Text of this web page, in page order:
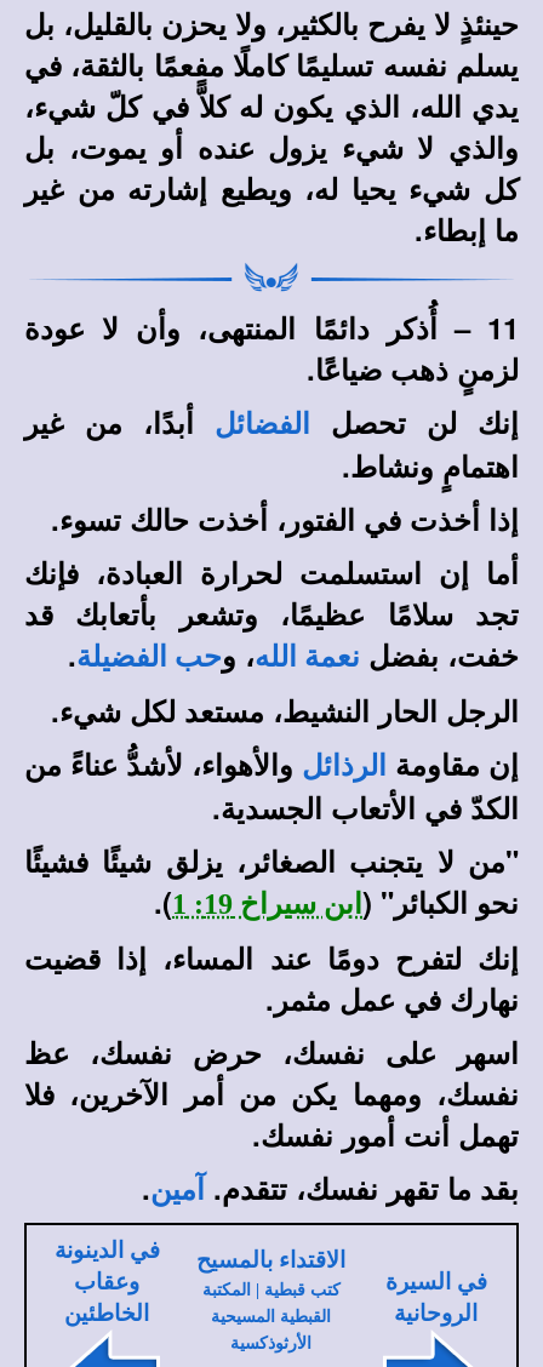
حينئذٍ لا يفرح بالكثير، ولا يحزن بالقليل، بل
يسلم نفسه تسليمًا كاملًا مفعمًا بالثقة، في
يدي الله، الذي يكون له كلاًّ في كلّ شيء،
والذي لا شيء يزول عنده أو يموت، بل
كل شيء يحيا له، ويطيع إشارته من غير
ما إبطاء.
11 – أُذكر دائمًا المنتهى، وأن لا عودة
لزمنٍ ذهب ضياعًا.
إنك لن تحصل
الفضائل
أبدًا، من غير
اهتمامٍ ونشاط.
إذا أخذت في الفتور، أخذت حالك تسوء.
أما إن استسلمت لحرارة العبادة، فإنك
تجد سلامًا عظيمًا، وتشعر بأتعابك قد
خفت، بفضل نعمة الله، وحب الفضيلة.
الرجل الحار النشيط، مستعد لكل شيء.
إن مقاومة
الرذائل والأهواء، لأشدُّ عناءً من
الكدّ في الأتعاب الجسدية.
"من لا يتجنب الصغائر، يزلق شيئًا فشيئًا
نحو الكبائر" ( ابن سيراخ 19: 1
).
إنك لتفرح دومًا عند المساء، إذا قضيت
نهارك في عمل مثمر.
اسهر على نفسك، حرض نفسك، عظ
نفسك، ومهما يكن من أمر الآخرين، فلا
تهمل أنت أمور نفسك.
بقد ما تقهر نفسك، تتقدم. آمين.
في السيرة
الروحانية
الاقتداء بالمسيح
كتب قبطية | المكتبة
القبطية المسيحية
الأرثوذكسية
في الدينونة
وعقاب
الخاطئين